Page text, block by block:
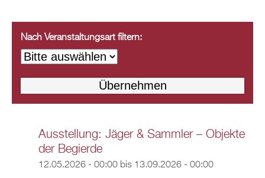
Nach Veranstaltungsart filtern:
Ausstellung: Jäger & Sammler – Objekte
der Begierde
12.05.2026 - 00:00bis 13.09.2026 - 00:00